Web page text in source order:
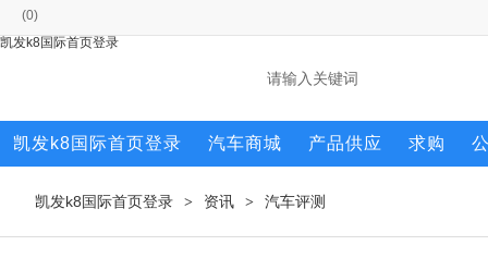
(0)
凯发k8国际首页登录
凯发k8国际首页登录 汽车商城 产品供应 求购
凯发k8国际首页登录 > 资讯 > 汽车评测